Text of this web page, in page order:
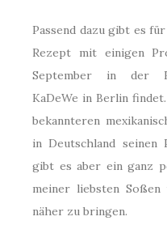
Passend dazu gibt es
Rezept mit einigen
September in der
KaDeWe in Berlin
bekannteren
in Deutschland seinen
gibt es aber ein ganz
meiner liebsten
näher zu bringen.